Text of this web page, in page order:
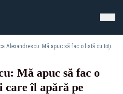
Anca Alexandrescu: Mă apuc să fac o listă cu toți liderii care îl apără pe Bolojan
Mă apuc să fac o
îl apără pe